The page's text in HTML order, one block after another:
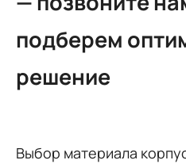
подберем
решение
Выбор материала